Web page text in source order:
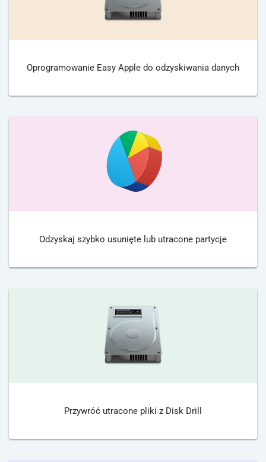
Oprogramowanie Easy Apple do odzyskiwania danych
Odzyskaj szybko usunięte lub utracone partycje
Przywróć utracone pliki z Disk Drill